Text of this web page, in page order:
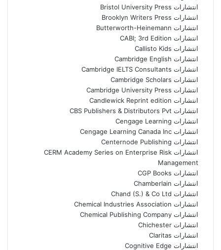
انتشارات Bristol University Press
انتشارات Brooklyn Writers Press
انتشارات Butterworth-Heinemann
انتشارات CABI; 3rd Edition
انتشارات Callisto Kids
انتشارات Cambridge English
انتشارات Cambridge IELTS Consultants
انتشارات Cambridge Scholars
انتشارات Cambridge University Press
انتشارات Candlewick Reprint edition
انتشارات CBS Publishers & Distributors Pvt
انتشارات Cengage Learning
انتشارات Cengage Learning Canada Inc
انتشارات Centernode Publishing
انتشارات CERM Academy Series on Enterprise Risk
Management
انتشارات CGP Books
انتشارات Chamberlain
انتشارات Chand (S.) & Co Ltd
انتشارات Chemical Industries Association
انتشارات Chemical Publishing Company
انتشارات Chichester
انتشارات Claritas
انتشارات Cognitive Edge